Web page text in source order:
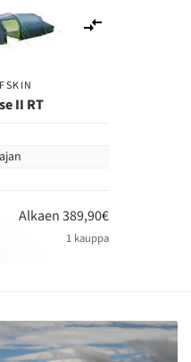
II RT
Alkaen 389,90€
1 kauppa